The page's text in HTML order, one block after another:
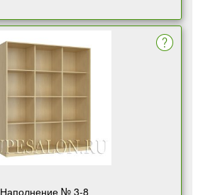
Наполнение № 3-8